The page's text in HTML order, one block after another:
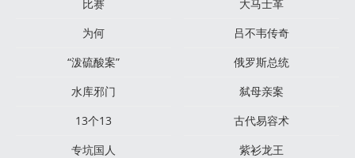
比赛
大马士革
为何
吕不韦传奇
“泼硫酸案”
俄罗斯总统
水库邪门
弑母亲案
13个13
古代易容术
专坑国人
紫衫龙王